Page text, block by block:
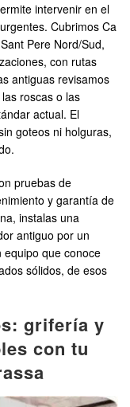
intervenir en el
Cubrimos Ca
Pere Nord/Sud,
con rutas
antiguas revisamos
roscas o las
actual. El
goteos ni holguras,
pruebas de
y garantía de
instalas una
antiguo por un
que conoce
sólidos, de esos
grifería y
con tu